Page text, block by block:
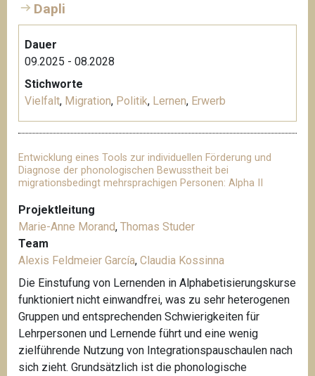
Dapli
Dauer
09.2025 - 08.2028
Stichworte
Vielfalt, Migration, Politik, Lernen, Erwerb
Entwicklung eines Tools zur individuellen Förderung und
Diagnose der phonologischen Bewusstheit bei
migrationsbedingt mehrsprachigen Personen: Alpha II
Projektleitung
Marie-Anne Morand, Thomas Studer
Team
Alexis Feldmeier García, Claudia Kossinna
Die Einstufung von Lernenden in Alphabetisierungskurse
funktioniert nicht einwandfrei, was zu sehr heterogenen
Gruppen und entsprechenden Schwierigkeiten für
Lehrpersonen und Lernende führt und eine wenig
zielführende Nutzung von Integrationspauschaulen nach
sich zieht. Grundsätzlich ist die phonologische